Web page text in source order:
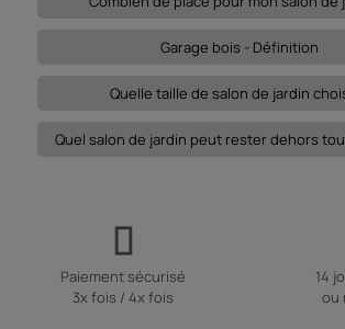
Garage bois - Définition
Quelle taille de salon de jardin
Quel salon de jardin peut rester dehors
Paiement sécurisé
3x fois / 4x fois
14
ou